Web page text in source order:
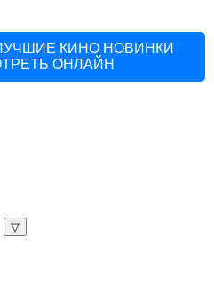
КИНО НОВИНКИ
ОНЛАЙН
▽